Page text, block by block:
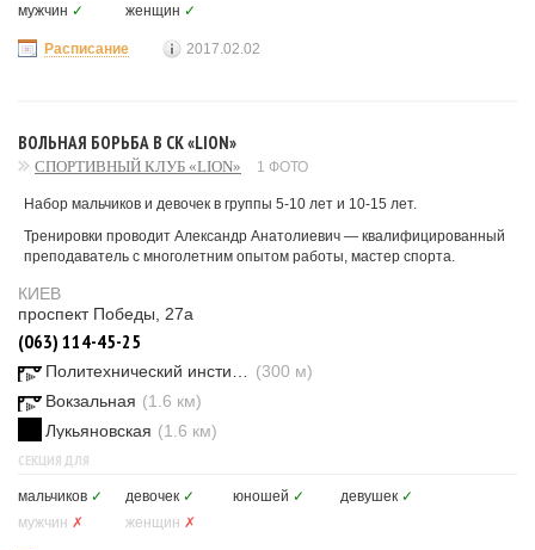
мужчин ✓ женщин ✓
Расписание 2017.02.02
ВОЛЬНАЯ БОРЬБА В СК «LION»
СПОРТИВНЫЙ КЛУБ «LION» 1 ФОТО
Набор мальчиков и девочек в группы 5-10 лет и 10-15 лет.
Тренировки проводит Александр Анатолиевич — квалифицированный
преподаватель с многолетним опытом работы, мастер спорта.
КИЕВ
проспект Победы, 27а
(063) 114-45-25
(300 м)
Вокзальная (1.6 км)
Лукьяновская (1.6 км)
СЕКЦИЯ ДЛЯ
мальчиков ✓ девочек ✓ юношей ✓ девушек ✓
мужчин ✗ женщин ✗